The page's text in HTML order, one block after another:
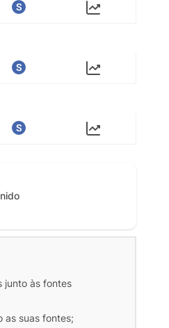
junto às fontes
as suas fontes;